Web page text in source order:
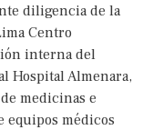
diligencia de la
Centro
interna del
Hospital Almenara,
medicinas e
equipos médicos